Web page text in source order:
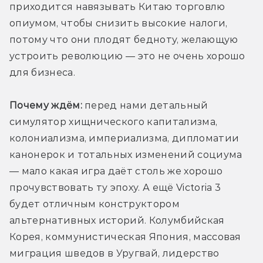
приходится навязывать Китаю торговлю
опиумом, чтобы снизить высокие налоги,
потому что они плодят бедноту, желающую
устроить революцию — это не очень хорошо
для бизнеса.
Почему ждём: перед нами детальный
симулятор хищнического капитализма,
колониализма, империализма, дипломатии
канонерок и тотальных изменений социума
— мало какая игра даёт столь же хорошо
прочувствовать ту эпоху. А ещё Victoria 3
будет отличным конструктором
альтернативных историй. Колумбийская
Корея, коммунистическая Япония, массовая
миграция шведов в Уругвай, лидерство